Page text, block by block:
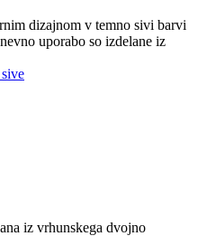
dizajnom v temno sivi barvi
uporabo so izdelane iz
iz vrhunskega dvojno